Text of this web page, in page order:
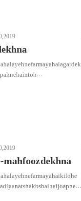
2019
alayeh ne farmaya hai agar
pahne hain toh…
2019
dekhna
alayeh ne farmaya hai ki lohe
shakhs hai hai jo apne…